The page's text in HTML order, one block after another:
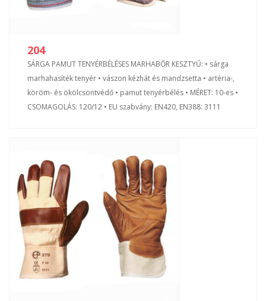
204
SÁRGA PAMUT TENYÉRBÉLÉSES MARHABŐR KESZTYŰ: • sárga
marhahasíték tenyér • vászon kézhát és mandzsetta • artéria-,
köröm- és ökölcsontvédő • pamut tenyérbélés • MÉRET: 10-es •
CSOMAGOLÁS: 120/12 • EU szabvány: EN420, EN388: 3111